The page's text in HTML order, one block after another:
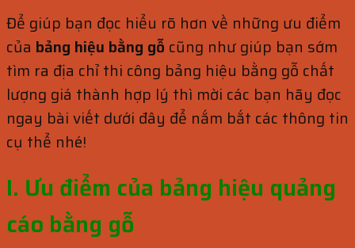
Để giúp bạn đọc hiểu rõ hơn về những ưu điểm
của bảng hiệu bằng gỗ cũng như giúp bạn sớm
tìm ra địa chỉ thi công bảng hiệu bằng gỗ chất
lượng giá thành hợp lý thì mời các bạn hãy đọc
ngay bài viết dưới đây để nắm bắt các thông tin
cụ thể nhé!
I. Ưu điểm của bảng hiệu quảng
cáo bằng gỗ